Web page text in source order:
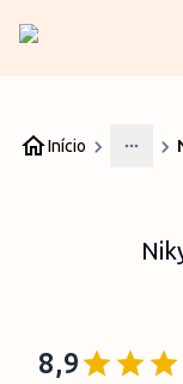
Início
More
8,9